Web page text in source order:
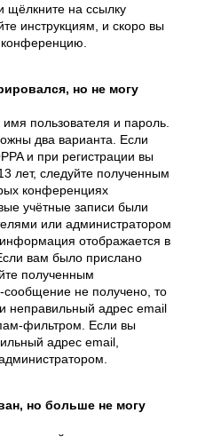
щёлкните на ссылку
инструкциям, и скоро вы
но не могу
пользователя и пароль.
два варианта. Если
и при регистрации вы
лет, следуйте полученным
конференциях
учётные записи были
или администратором
отображается в
вам было прислано
полученным
сообщение не получено, то
неправильный адрес email
фильтром. Если вы
адрес email,
но больше не могу